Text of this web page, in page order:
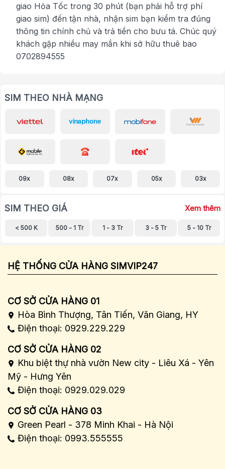
giao Hỏa Tốc trong 30 phút (bạn phải hỗ trợ phí
giao sim) đến tận nhà, nhận sim bạn kiểm tra đúng
thông tin chính chủ và trả tiền cho bưu tá. Chúc quý
khách gặp nhiều may mắn khi sở hữu thuê bao
0702894555
SIM THEO NHÀ MẠNG
09x 08x 07x 05x 03x
SIM THEO GIÁ Xem thêm
< 500 K 500 - 1 Tr 1 - 3 Tr 3 - 5 Tr 5 - 10 Tr
HỆ THỐNG CỬA HÀNG SIMVIP247
CƠ SỞ CỬA HÀNG 01
Hòa Bình Thượng, Tân Tiến, Văn Giang, HY
Điện thoại: 0929.229.229
CƠ SỞ CỬA HÀNG 02
Khu biệt thự nhà vườn New city - Liêu Xá - Yên
Mỹ - Hưng Yên
Điện thoại: 0929.029.029
CƠ SỞ CỬA HÀNG 03
Green Pearl - 378 Minh Khai - Hà Nội
Điện thoại: 0993.555555